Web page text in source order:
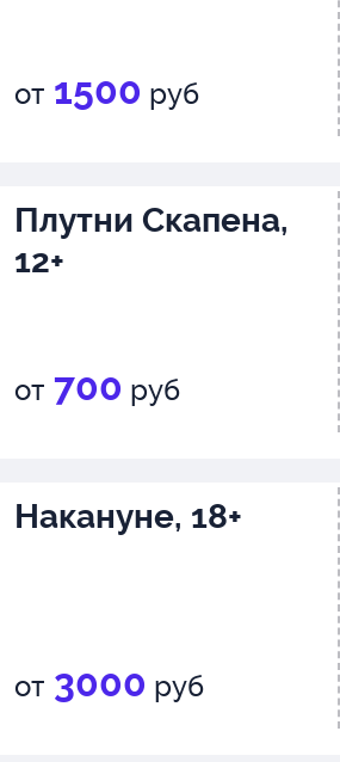
от 1500 руб
Плутни Скапена,
12+
от 700 руб
Накануне, 18+
от 3000 руб